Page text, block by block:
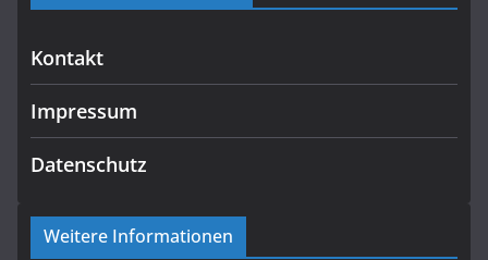
Kontakt
Impressum
Datenschutz
Weitere Informationen